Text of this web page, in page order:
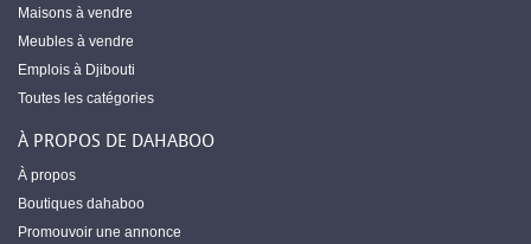
Maisons à vendre
Meubles à vendre
Emplois à Djibouti
Toutes les catégories
À PROPOS DE DAHABOO
À propos
Boutiques dahaboo
Promouvoir une annonce